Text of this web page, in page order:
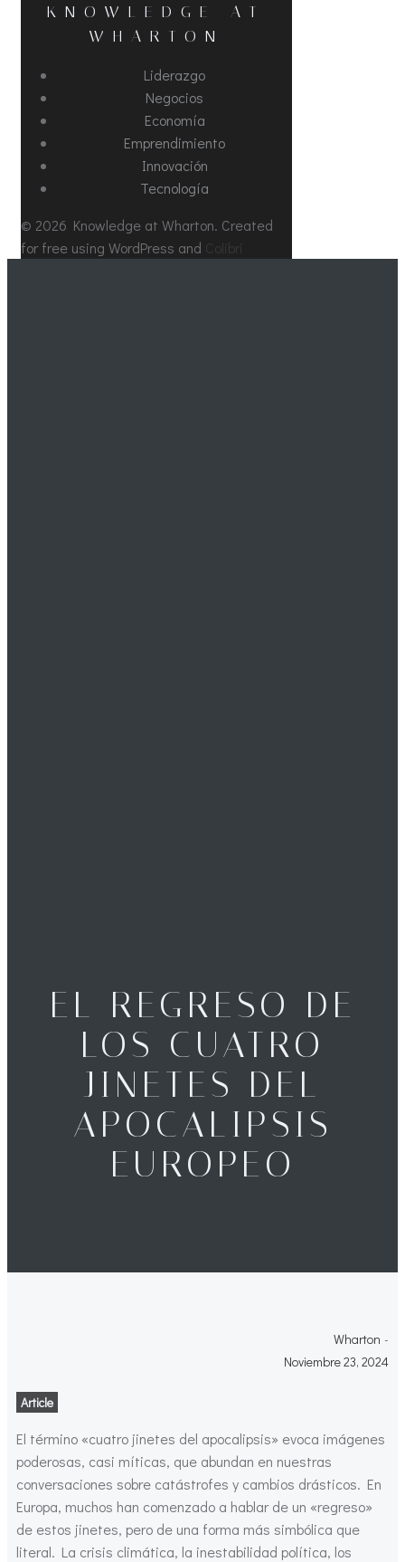
KNOWLEDGE AT
WHARTON
Liderazgo
Negocios
Economía
Emprendimiento
Innovación
Tecnología
© 2026 Knowledge at Wharton. Created
for free using WordPress and Colibri
EL REGRESO DE
LOS CUATRO
JINETES DEL
APOCALIPSIS
EUROPEO
Wharton -
Noviembre 23, 2024
Article
El término «cuatro jinetes del apocalipsis» evoca imágenes
poderosas, casi míticas, que abundan en nuestras
conversaciones sobre catástrofes y cambios drásticos. En
Europa, muchos han comenzado a hablar de un «regreso»
de estos jinetes, pero de una forma más simbólica que
literal. La crisis climática, la inestabilidad política, los